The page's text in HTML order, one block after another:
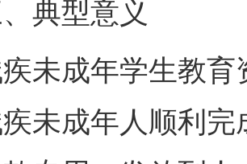
型意义
成年学生教育
未成年人顺利